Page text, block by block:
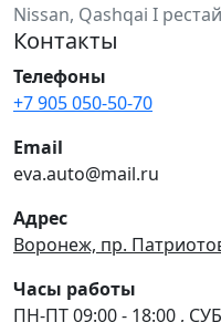
Nissan, Qashqai I
Контакты
Телефоны
+7 905 050-50-70
Email
eva.auto@mail.ru
Адрес
Воронеж, пр.
Часы работы
ПН-ПТ 09:00 - 18:00 ,